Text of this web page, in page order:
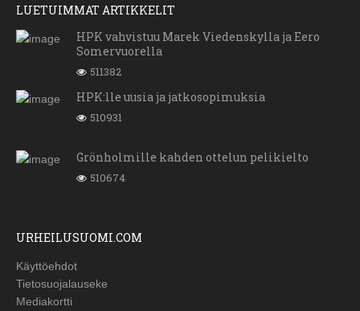
LUETUIMMAT ARTIKKELIT
HPK vahvistuu Marek Viedenskylla ja Eero
Somervuorella
511382
HPK:lle uusia ja jatkosopimuksia
510931
Grönholmille kahden ottelun pelikielto
510674
URHEILUSUOMI.COM
Käyttöehdot
Tietosuojalauseke
Mediakortti